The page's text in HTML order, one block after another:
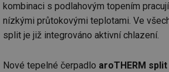
kombinaci s podlahovým topením
nízkými průtokovými teplotami. Ve
split je již integrováno aktivní chlazení.
Nové tepelné čerpadlo aroTHERM split